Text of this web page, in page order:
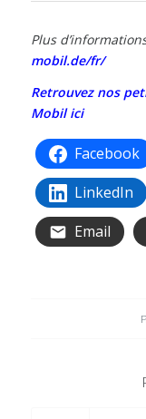
Plus
mobil.de/fr/
Retrouvez nos
Mobil ici
Facebook
LinkedIn
Email